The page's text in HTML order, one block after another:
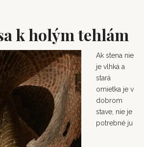
k holým tehlám
Ak stena nie
je vlhká a
stará
omietka je v
dobrom
stave, nie je
potrebné ju